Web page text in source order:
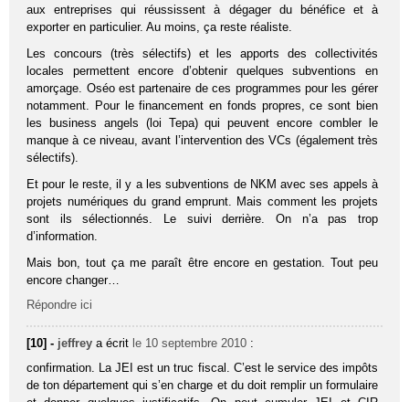
aux entreprises qui réussissent à dégager du bénéfice et à
exporter en particulier. Au moins, ça reste réaliste.
Les concours (très sélectifs) et les apports des collectivités
locales permettent encore d’obtenir quelques subventions en
amorçage. Oséo est partenaire de ces programmes pour les gérer
notamment. Pour le financement en fonds propres, ce sont bien
les business angels (loi Tepa) qui peuvent encore combler le
manque à ce niveau, avant l’intervention des VCs (également très
sélectifs).
Et pour le reste, il y a les subventions de NKM avec ses appels à
projets numériques du grand emprunt. Mais comment les projets
sont ils sélectionnés. Le suivi derrière. On n’a pas trop
d’information.
Mais bon, tout ça me paraît être encore en gestation. Tout peu
encore changer…
Répondre ici
[10] - jeffrey a écrit le 10 septembre 2010 :
confirmation. La JEI est un truc fiscal. C’est le service des impôts
de ton département qui s’en charge et du doit remplir un formulaire